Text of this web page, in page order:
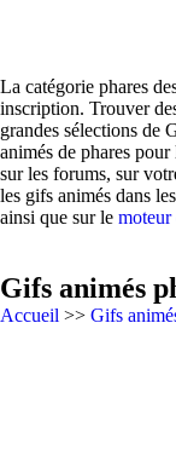
La catégorie phares
inscription. Trouver
grandes sélections de
animés de phares pour
sur les forums, sur
les gifs animés dans les
ainsi que sur le moteur
Gifs animés
Accueil >> Gifs